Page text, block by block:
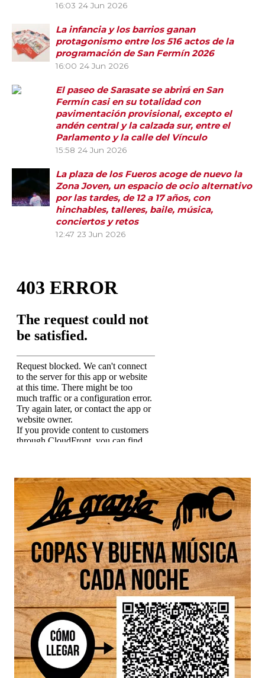
16:03 24 Jun 2026
La infancia y los barrios ganan
protagonismo entre los 516 actos de la
programación de San Fermín 2026
16:00 24 Jun 2026
El paseo de Sarasate se abrirá en San
Fermín casi en su totalidad con
pavimentación provisional, excepto el
andén central y la calzada sur, entre el
Parlamento y la calle del Vínculo
15:58 24 Jun 2026
La plaza de los Fueros acoge de nuevo la
Zona Joven, un espacio de ocio alternativo
por las tardes, de 12 a 17 años, con
hinchables, talleres, baile, música,
conciertos y retos
12:47 23 Jun 2026